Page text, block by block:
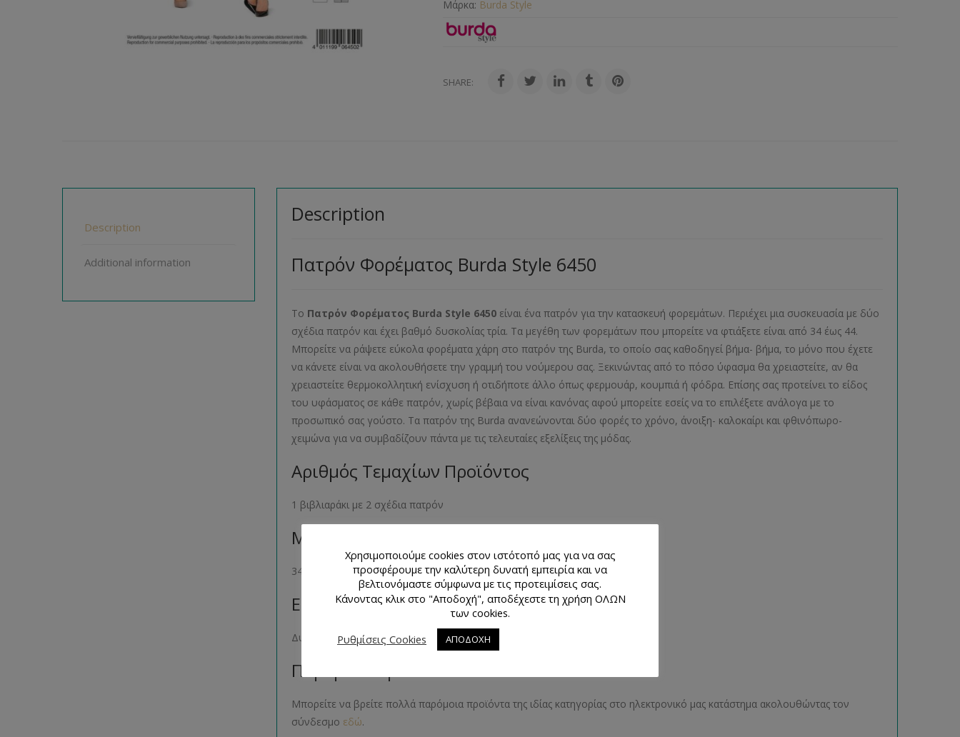
Μάρκα: Burda Style
SHARE:
Description
Additional information
Description
Πατρόν Φορέματος Burda Style 6450
Το Πατρόν Φορέματος Burda Style 6450 είναι ένα πατρόν για την κατασκευή φορεμάτων. Περιέχει μια συσκευασία με δύο
σχέδια πατρόν και έχει βαθμό δυσκολίας τρία. Τα μεγέθη των φορεμάτων που μπορείτε να φτιάξετε είναι από 34 έως 44.
Μπορείτε να ράψετε εύκολα φορέματα χάρη στο πατρόν της Burda, το οποίο σας καθοδηγεί βήμα- βήμα, το μόνο που έχετε
να κάνετε είναι να ακολουθήσετε την γραμμή του νούμερου σας. Ξεκινώντας από το πόσο ύφασμα θα χρειαστείτε, αν θα
χρειαστείτε θερμοκολλητική ενίσχυση ή οτιδήποτε άλλο όπως φερμουάρ, κουμπιά ή φόδρα. Επίσης σας προτείνει το είδος
του υφάσματος σε κάθε πατρόν, χωρίς βέβαια να είναι κανόνας αφού μπορείτε εσείς να το επιλέξετε ανάλογα με το
προσωπικό σας γούστο. Τα πατρόν της Burda ανανεώνονται δύο φορές το χρόνο, άνοιξη- καλοκαίρι και φθινόπωρο-
χειμώνα για να συμβαδίζουν πάντα με τις τελευταίες εξελίξεις της μόδας.
Αριθμός Τεμαχίων Προϊόντος
1 βιβλιαράκι με 2 σχέδια πατρόν
Μέγεθος Προϊόντος
34- 36- 38- 40- 42- 44
Επίπεδο Δυσκολίας
Δυσκολία 3 στα 4
Παρόμοια Προϊόντα
Μπορείτε να βρείτε πολλά παρόμοια προϊόντα της ιδίας κατηγορίας στο ηλεκτρονικό μας κατάστημα ακολουθώντας τον
σύνδεσμο εδώ.
Χρησιμοποιούμε cookies στον ιστότοπό μας για να σας
προσφέρουμε την καλύτερη δυνατή εμπειρία και να
βελτιονόμαστε σύμφωνα με τις προτειμίσεις σας.
Κάνοντας κλικ στο "Αποδοχή", αποδέχεστε τη χρήση ΟΛΩΝ
των cookies.
Ρυθμίσεις Cookies
ΑΠΟΔΟΧΗ